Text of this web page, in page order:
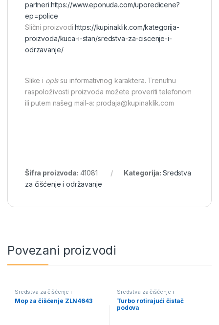
partneri:https://www.eponuda.com/uporedicene?
ep=police
Slični proizvodi:https://kupinaklik.com/kategorija-
proizvoda/kuca-i-stan/sredstva-za-ciscenje-i-
odrzavanje/
Slike i opissu informativnog karaktera. Trenutnu
raspoloživosti proizvoda možete proveriti telefonom
ili putem našeg mail-a: prodaja@kupinaklik.com
Šifra proizvoda: 41081 Kategorija: Sredstva
za čišćenje i održavanje
Povezani proizvodi
Sredstva za čišćenje i
održavanje
Mop za čišćenje ZLN4643
Sredstva za čišćenje i
održavanje
Turbo rotirajući čistač
podova